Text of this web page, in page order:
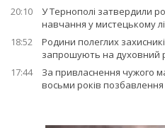
20:10
У Тернополі затвердили
навчання у мистецькому
18:52
Родини полеглих
запрошують на духовний
17:44
За привласнення чужого
восьми років позбавлення